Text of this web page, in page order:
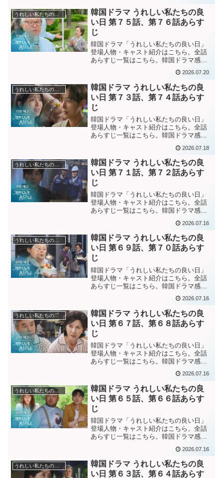
ギョル実父の事故の年を聞いて驚いたソ
ンジュンは、ギョルにデチ...
うれしい私たちの良い日
韓国ドラマ うれしい私たちの良
い日 第７５話、第７６話あらす
じ
韓国ドラマ「うれしい私たちの良い日」
登場人物・キャスト紹介はこちら。全話
あらすじ一覧はこちら。韓国ドラマ感想
ブログはこちら。から。韓国ドラマ「嬉
しい私たちの良い日」第７５話あらすじ
コ会長と写るギョル実父の写真を見て、
どこか見覚えがあると感じ...
2026.07.20
うれしい私たちの良い日
韓国ドラマ うれしい私たちの良
い日 第７３話、第７４話あらす
じ
韓国ドラマ「うれしい私たちの良い日」
登場人物・キャスト紹介はこちら。全話
あらすじ一覧はこちら。韓国ドラマ感想
しい私たちの良い日」第７３話あらすじ
父親と一緒に事故に遭った時の記憶が全
く無いギョル。チュ秘書に...
2026.07.18
うれしい私たちの良い日
韓国ドラマ うれしい私たちの良
い日 第７１話、第７２話あらす
じ
韓国ドラマ「うれしい私たちの良い日」
登場人物・キャスト紹介はこちら。全話
あらすじ一覧はこちら。韓国ドラマ感想
しい私たちの良い日」第７１話あらすじ
悪夢に出て来たのは死んだ父親の姿だっ
たのかと考えるギョル。作...
2026.07.16
うれしい私たちの良い日
韓国ドラマ うれしい私たちの良
い日 第６９話、第７０話あらす
じ
韓国ドラマ「うれしい私たちの良い日」
登場人物・キャスト紹介はこちら。全話
あらすじ一覧はこちら。韓国ドラマ感想
しい私たちの良い日」第６９話あらす
じ”お母さん・・私がどれだけ待っていた
か・・”とずっと溜まって...
2026.07.16
うれしい私たちの良い日
韓国ドラマ うれしい私たちの良
い日 第６７話、第６８話あらす
じ
韓国ドラマ「うれしい私たちの良い日」
登場人物・キャスト紹介はこちら。全話
あらすじ一覧はこちら。韓国ドラマ感想
しい私たちの良い日」第６７話あらすじ
エレベーターに閉じ込められた時も苦し
み出したギョルはパニッ...
2026.07.16
うれしい私たちの良い日
韓国ドラマ うれしい私たちの良
い日 第６５話、第６６話あらす
じ
韓国ドラマ「うれしい私たちの良い日」
登場人物・キャスト紹介はこちら。全話
あらすじ一覧はこちら。韓国ドラマ感想
れしい私たちの良い日」第６５話あらす
じクォンシクを脅迫するドンパルに会い
に行き、交渉するスンリ。...
2026.07.16
うれしい私たちの良い日
韓国ドラマ うれしい私たちの良
い日 第６３話、第６４話あらす